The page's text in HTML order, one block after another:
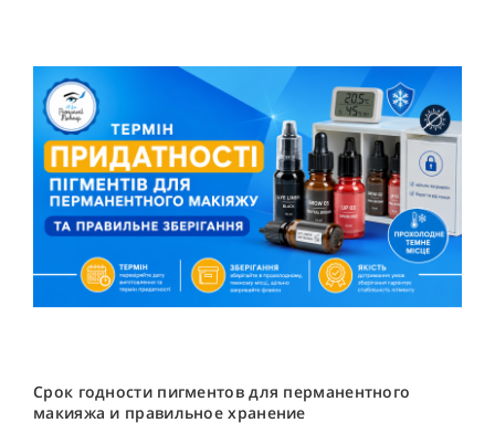
Срок годности пигментов для перманентного
макияжа и правильное хранение